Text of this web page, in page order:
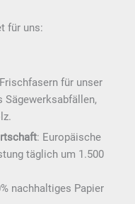
für uns:
für unser
Sägewerksabfällen,
: Europäische
täglich um 1.500
nachhaltiges Papier